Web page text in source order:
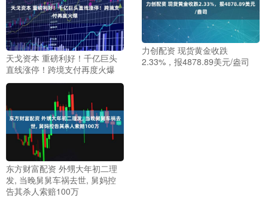
天戈资本 重磅利好！千亿巨头
直线涨停！跨境支付再度火爆
力创配资 现货黄金收跌
2.33%，报4878.89美元/盎司
东方财富配资 外甥大年初二理
发, 当晚舅舅车祸去世, 舅妈控
告其杀人索赔100万